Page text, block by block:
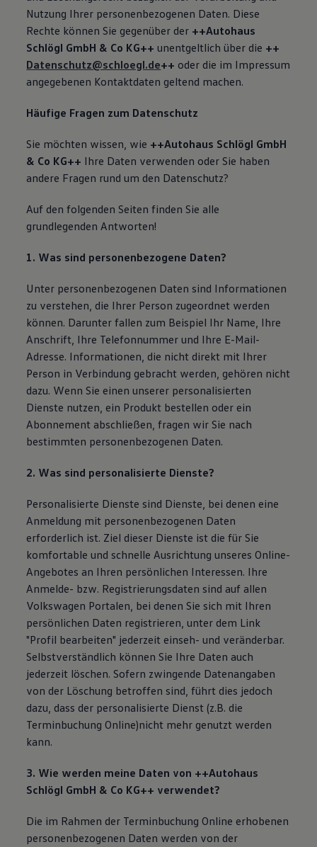
Nutzung Ihrer personenbezogenen Daten. Diese
Rechte können Sie gegenüber der ++Autohaus
Schlögl GmbH & Co KG++ unentgeltlich über die ++
Datenschutz@schloegl.de++ oder die im Impressum
angegebenen Kontaktdaten geltend machen.
Häufige Fragen zum Datenschutz
Sie möchten wissen, wie ++Autohaus Schlögl GmbH
& Co KG++ Ihre Daten verwenden oder Sie haben
andere Fragen rund um den Datenschutz?
Auf den folgenden Seiten finden Sie alle
grundlegenden Antworten!
1. Was sind personenbezogene Daten?
Unter personenbezogenen Daten sind Informationen
zu verstehen, die Ihrer Person zugeordnet werden
können. Darunter fallen zum Beispiel Ihr Name, Ihre
Anschrift, Ihre Telefonnummer und Ihre E-Mail-
Adresse. Informationen, die nicht direkt mit Ihrer
Person in Verbindung gebracht werden, gehören nicht
dazu. Wenn Sie einen unserer personalisierten
Dienste nutzen, ein Produkt bestellen oder ein
Abonnement abschließen, fragen wir Sie nach
bestimmten personenbezogenen Daten.
2. Was sind personalisierte Dienste?
Personalisierte Dienste sind Dienste, bei denen eine
Anmeldung mit personenbezogenen Daten
erforderlich ist. Ziel dieser Dienste ist die für Sie
komfortable und schnelle Ausrichtung unseres Online-
Angebotes an Ihren persönlichen Interessen. Ihre
Anmelde- bzw. Registrierungsdaten sind auf allen
Volkswagen Portalen, bei denen Sie sich mit Ihren
persönlichen Daten registrieren, unter dem Link
"Profil bearbeiten" jederzeit einseh- und veränderbar.
Selbstverständlich können Sie Ihre Daten auch
jederzeit löschen. Sofern zwingende Datenangaben
von der Löschung betroffen sind, führt dies jedoch
dazu, dass der personalisierte Dienst (z.B. die
Terminbuchung Online)nicht mehr genutzt werden
kann.
3. Wie werden meine Daten von ++Autohaus
Schlögl GmbH & Co KG++ verwendet?
Die im Rahmen der Terminbuchung Online erhobenen
personenbezogenen Daten werden von der